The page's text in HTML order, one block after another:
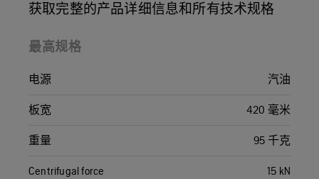
获取完整的产品详细信息和所有技术规格
最高规格
电源 汽油
板宽 420 毫米
重量 95 千克
Centrifugal force 15 kN